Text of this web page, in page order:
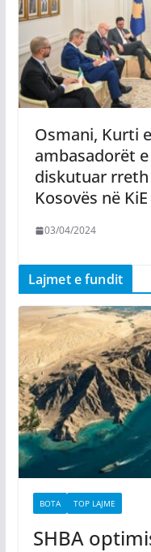
Osmani, Kurti
ambasadorët
diskutuar
Kosovës në KiE
03/04/2024
Lajmet e fundit
BOTA TOP LAJME
SHBA